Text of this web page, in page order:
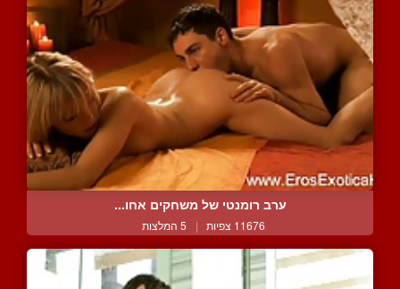
ערב רומנטי של משחקים אחו...
11676 צפיות | 5 המלצות